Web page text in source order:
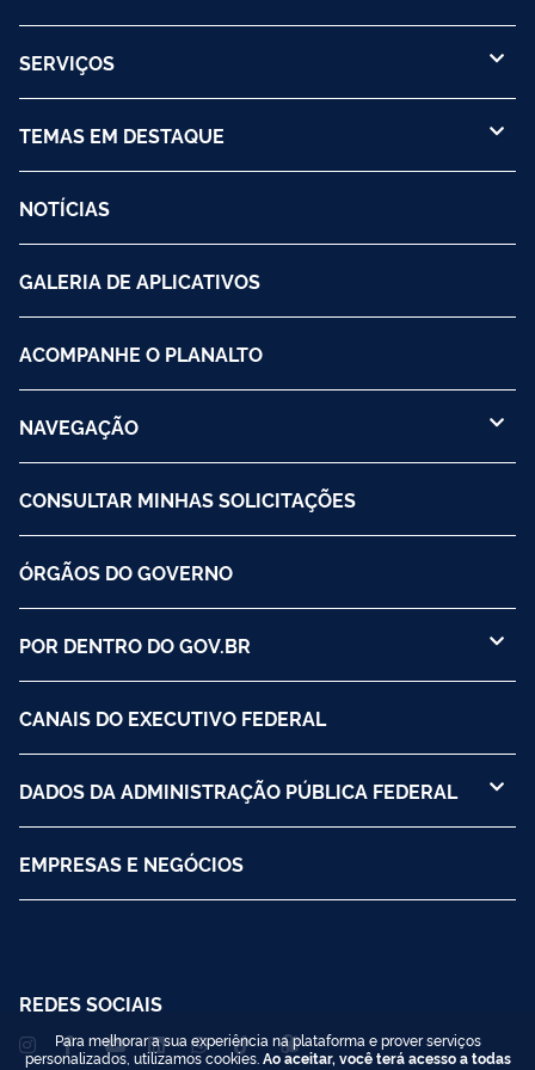
SERVIÇOS
TEMAS EM DESTAQUE
NOTÍCIAS
GALERIA DE APLICATIVOS
ACOMPANHE O PLANALTO
NAVEGAÇÃO
CONSULTAR MINHAS SOLICITAÇÕES
ÓRGÃOS DO GOVERNO
POR DENTRO DO GOV.BR
CANAIS DO EXECUTIVO FEDERAL
DADOS DA ADMINISTRAÇÃO PÚBLICA FEDERAL
EMPRESAS E NEGÓCIOS
REDES SOCIAIS
Para melhorar a sua experiência na plataforma e prover serviços
personalizados, utilizamos cookies. Ao aceitar, você terá acesso a todas